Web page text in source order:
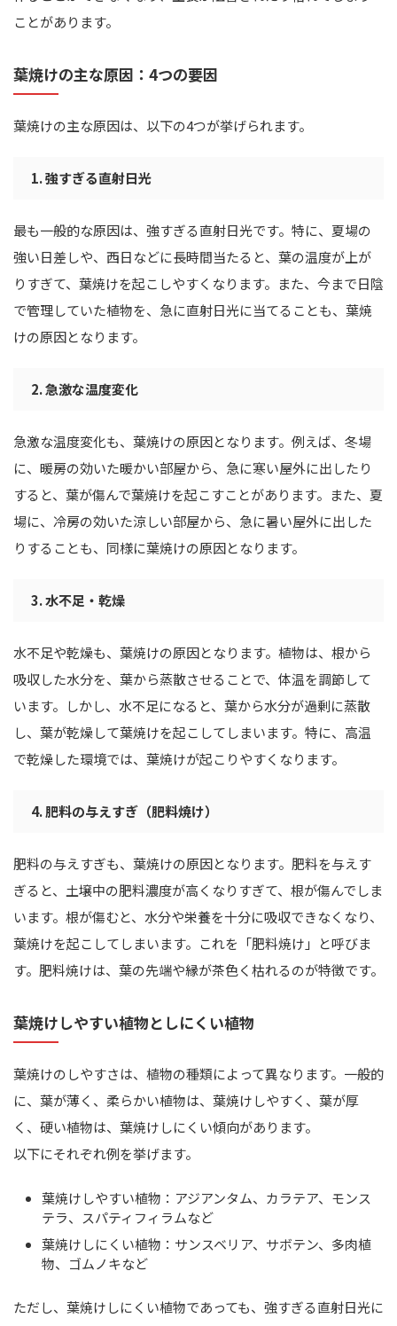
ことがあります。
葉焼けの主な原因：4つの要因
葉焼けの主な原因は、以下の4つが挙げられます。
1. 強すぎる直射日光
最も一般的な原因は、強すぎる直射日光です。特に、夏場の
強い日差しや、西日などに長時間当たると、葉の温度が上が
りすぎて、葉焼けを起こしやすくなります。また、今まで日陰
で管理していた植物を、急に直射日光に当てることも、葉焼
けの原因となります。
2. 急激な温度変化
急激な温度変化も、葉焼けの原因となります。例えば、冬場
に、暖房の効いた暖かい部屋から、急に寒い屋外に出したり
すると、葉が傷んで葉焼けを起こすことがあります。また、夏
場に、冷房の効いた涼しい部屋から、急に暑い屋外に出した
りすることも、同様に葉焼けの原因となります。
3. 水不足・乾燥
水不足や乾燥も、葉焼けの原因となります。植物は、根から
吸収した水分を、葉から蒸散させることで、体温を調節して
います。しかし、水不足になると、葉から水分が過剰に蒸散
し、葉が乾燥して葉焼けを起こしてしまいます。特に、高温
で乾燥した環境では、葉焼けが起こりやすくなります。
4. 肥料の与えすぎ（肥料焼け）
肥料の与えすぎも、葉焼けの原因となります。肥料を与えす
ぎると、土壌中の肥料濃度が高くなりすぎて、根が傷んでしま
います。根が傷むと、水分や栄養を十分に吸収できなくなり、
葉焼けを起こしてしまいます。これを「肥料焼け」と呼びま
す。肥料焼けは、葉の先端や縁が茶色く枯れるのが特徴です。
葉焼けしやすい植物としにくい植物
葉焼けのしやすさは、植物の種類によって異なります。一般的
に、葉が薄く、柔らかい植物は、葉焼けしやすく、葉が厚
く、硬い植物は、葉焼けしにくい傾向があります。
以下にそれぞれ例を挙げます。
葉焼けしやすい植物：アジアンタム、カラテア、モンス
テラ、スパティフィラムなど
葉焼けしにくい植物：サンスベリア、サボテン、多肉植
物、ゴムノキなど
ただし、葉焼けしにくい植物であっても、強すぎる直射日光に